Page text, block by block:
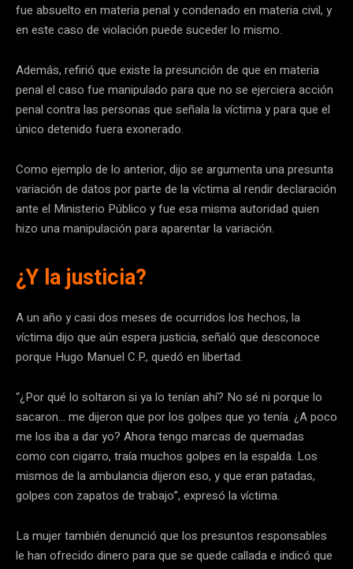
fue absuelto en materia penal y condenado en materia civil, y
en este caso de violación puede suceder lo mismo.
Además, refirió que existe la presunción de que en materia
penal el caso fue manipulado para que no se ejerciera acción
penal contra las personas que señala la víctima y para que el
único detenido fuera exonerado.
Como ejemplo de lo anterior, dijo se argumenta una presunta
variación de datos por parte de la víctima al rendir declaración
ante el Ministerio Público y fue esa misma autoridad quien
hizo una manipulación para aparentar la variación.
¿Y la justicia?
A un año y casi dos meses de ocurridos los hechos, la
víctima dijo que aún espera justicia, señaló que desconoce
porque Hugo Manuel C.P., quedó en libertad.
“¿Por qué lo soltaron si ya lo tenían ahí? No sé ni porque lo
sacaron… me dijeron que por los golpes que yo tenía. ¿A poco
me los iba a dar yo? Ahora tengo marcas de quemadas
como con cigarro, traía muchos golpes en la espalda. Los
mismos de la ambulancia dijeron eso, y que eran patadas,
golpes con zapatos de trabajo”, expresó la víctima.
La mujer también denunció que los presuntos responsables
le han ofrecido dinero para que se quede callada e indicó que